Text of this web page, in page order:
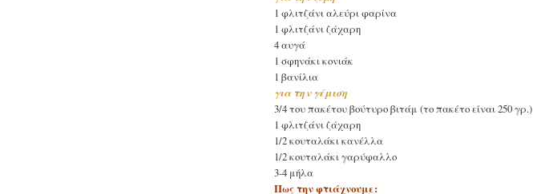
1 φλιτζάνι αλεύρι φαρίνα
1 φλιτζάνι ζάχαρη
4 αυγά
1 σφηνάκι κονιάκ
1 βανίλια
για την γέμιση
3/4 του πακέτου βούτυρο βιτάμ (το πακέτο είναι 250 γρ.)
1 φλιτζάνι ζάχαρη
1/2 κουταλάκι κανέλλα
1/2 κουταλάκι γαρύφαλλο
3-4 μήλα
Πως την φτιάχνουμε: